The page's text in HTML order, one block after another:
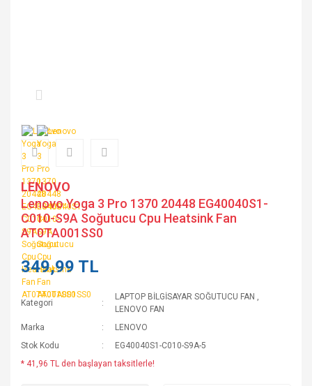
LENOVO
Lenovo Yoga 3 Pro 1370 20448 EG40040S1-
C010-S9A Soğutucu Cpu Heatsink Fan
AT0TA001SS0
349,99 TL
Kategori
LAPTOP BİLGİSAYAR SOĞUTUCU FAN ,
LENOVO FAN
Marka
LENOVO
Stok Kodu
EG40040S1-C010-S9A-5
* 41,96 TL den başlayan taksitlerle!